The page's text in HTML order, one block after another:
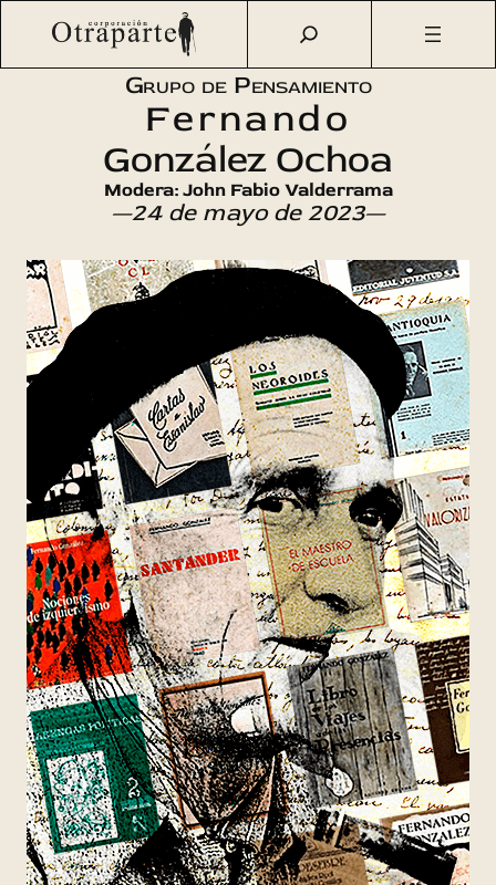
Saltar
Otraparte.org/Agenda Cultural Talleres
Grupo de
Pensamiento Fernando González Ochoa
Grupo de Pensamiento
Fernando
González Ochoa
Modera: John Fabio Valderrama
—24 de mayo de 2023—